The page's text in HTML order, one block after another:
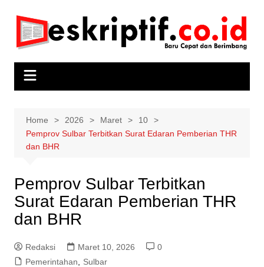
content
Home 2026 Maret
10
Pemprov Sulbar Terbitkan Surat Edaran Pemberian THR
dan BHR
Pemprov Sulbar Terbitkan
Surat Edaran Pemberian THR
dan BHR
Redaksi Maret 10, 2026
0
Pemerintahan
Sulbar